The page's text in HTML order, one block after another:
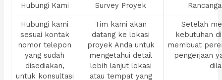
Hubungi Kami Survey Proyek
Hubungi kami
sesuai kontak
nomor telepon
yang sudah
disediakan,
untuk konsultasi
Tim kami akan
datang ke lokasi
proyek Anda untuk
mengetahui detail
lebih lanjut lokasi
atau tempat yang
Setelah
kebutuhan
membuat
pengerjaan